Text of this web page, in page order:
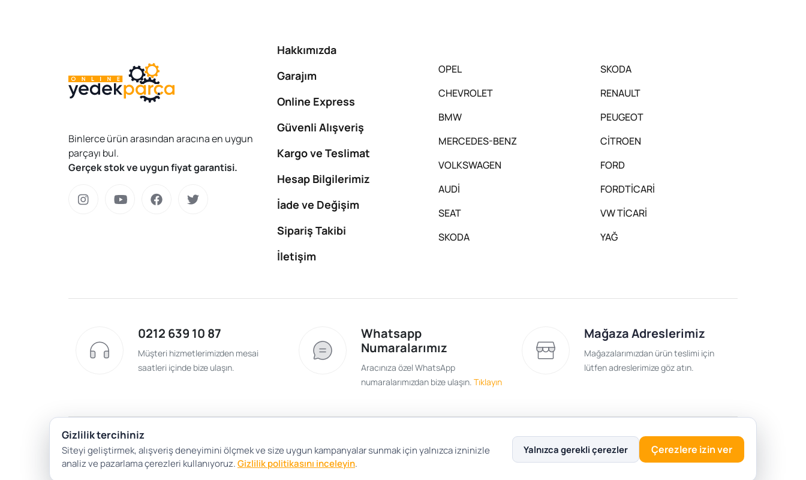
Binlerce ürün arasından aracına en uygun
parçayı bul.
Gerçek stok ve uygun fiyat garantisi.
Hakkımızda
Garajım
Online Express
Güvenli Alışveriş
Kargo ve Teslimat
Hesap Bilgilerimiz
İade ve Değişim
Sipariş Takibi
İletişim
OPEL
CHEVROLET
BMW
MERCEDES-BENZ
VOLKSWAGEN
AUDİ
SEAT
SKODA
SKODA
RENAULT
PEUGEOT
CİTROEN
FORD
FORDTİCARİ
VW TİCARİ
YAĞ
0212 639 10 87
Müşteri hizmetlerimizden mesai
saatleri içinde bize ulaşın.
Whatsapp
Numaralarımız
Aracınıza özel WhatsApp
numaralarımızdan bize ulaşın. Tıklayın
Mağaza Adreslerimiz
Mağazalarımızdan ürün teslimi için
lütfen adreslerimize göz atın.
Gizlilik Politikası
Gizlilik tercihiniz
Siteyi geliştirmek, alışveriş deneyimini ölçmek ve size uygun kampanyalar sunmak için yalnızca izninizle
analiz ve pazarlama çerezleri kullanıyoruz.Gizlilik politikasını inceleyin.
Yalnızca gerekli çerezler Çerezlere izin ver